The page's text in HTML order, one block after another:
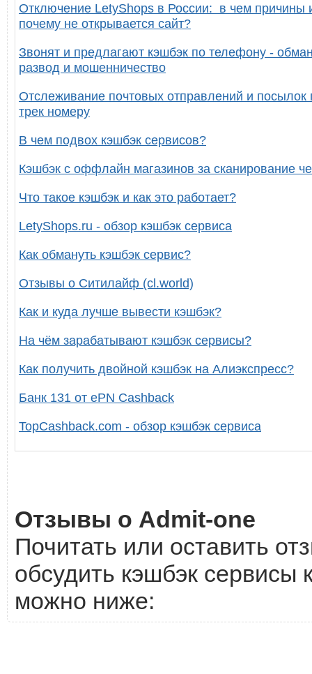
Отключение LetyShops в России: в чем причины
почему не открывается сайт?
Звонят и предлагают кэшбэк по телефону -
развод и мошенничество
Отслеживание почтовых отправлений и посылок
трек номеру
В чем подвох кэшбэк сервисов?
Кэшбэк с оффлайн магазинов за сканирование
Что такое кэшбэк и как это работает?
LetyShops.ru - обзор кэшбэк сервиса
Как обмануть кэшбэк сервис?
Отзывы о Ситилайф (cl.world)
Как и куда лучше вывести кэшбэк?
На чём зарабатывают кэшбэк сервисы?
Как получить двойной кэшбэк на Алиэкспресс?
Банк 131 от ePN Cashback
TopCashback.com - обзор кэшбэк сервиса
Отзывы о Admit-one
Почитать или оставить
обсудить кэшбэк сервисы
можно ниже: